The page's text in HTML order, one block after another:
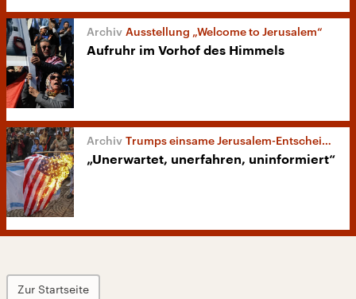
Ausstellung „Welcome to Jerusalem“
Aufruhr im Vorhof des Himmels
Trumps einsame Jerusalem-Entscheidung
„Unerwartet, unerfahren, uninformiert“
Zur Startseite